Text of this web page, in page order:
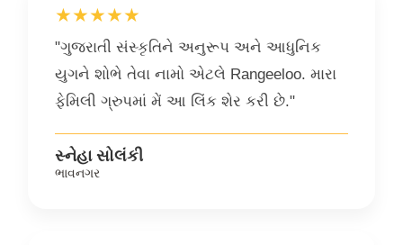
★★★★★
"ગુજરાતી સંસ્કૃતિને અનુરૂપ અને આધુનિક
યુગને શોભે તેવા નામો એટલે Rangeeloo. મારા
ફેમિલી ગ્રુપમાં મેં આ લિંક શેર કરી છે."
સ્નેહા સોલંકી
ભાવનગર